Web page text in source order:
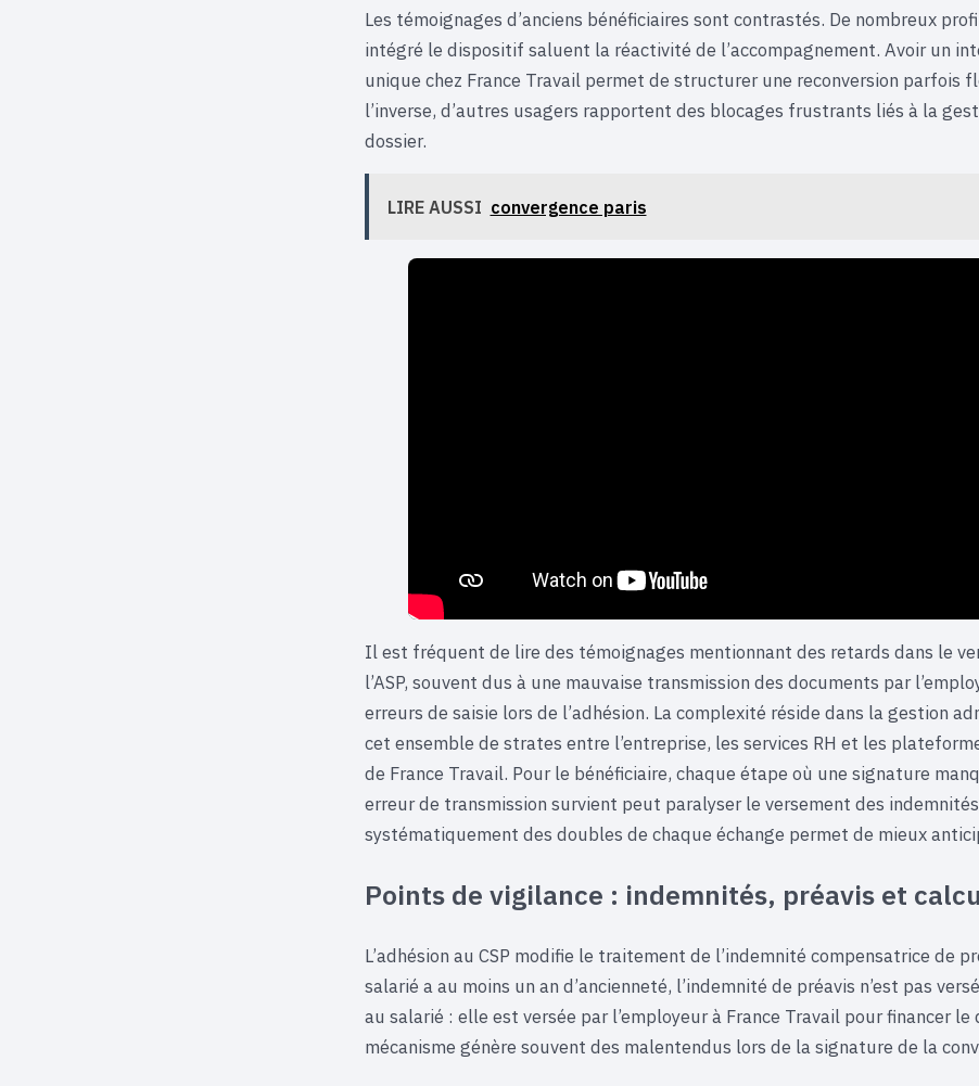
Les témoignages d’anciens bénéficiaires sont contrastés. De nombreux
intégré le dispositif saluent la réactivité de l’accompagnement. Avoir un
unique chez France Travail permet de structurer une reconversion parfois
l’inverse, d’autres usagers rapportent des blocages frustrants liés à la
dossier.
LIRE AUSSI convergence paris
Il est fréquent de lire des témoignages mentionnant des retards dans le
l’ASP, souvent dus à une mauvaise transmission des documents par
erreurs de saisie lors de l’adhésion. La complexité réside dans la gestion
cet ensemble de strates entre l’entreprise, les services RH et les
de France Travail. Pour le bénéficiaire, chaque étape où une signature
erreur de transmission survient peut paralyser le versement des
systématiquement des doubles de chaque échange permet de mieux
Points de vigilance : indemnités, préavis et
L’adhésion au CSP modifie le traitement de l’indemnité compensatrice de
salarié a au moins un an d’ancienneté, l’indemnité de préavis n’est pas
au salarié : elle est versée par l’employeur à France Travail pour financer le
mécanisme génère souvent des malentendus lors de la signature de la